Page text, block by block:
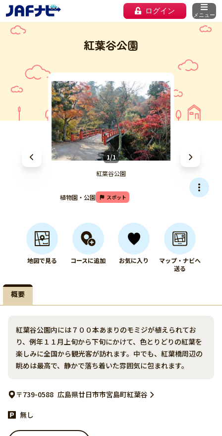
ログイン メニュー
紅葉谷公園
1/1
紅葉谷公園
植物園・公園 スポット
地図で見る コースに追加 お気に入り
マップ・ナビへ
送る
概要
紅葉谷公園内には７００本あまりのモミジが植えられてお
り、例年１１月上旬から下旬にかけて、色とりどりの紅葉を
楽しみに全国から観光客が訪れます。中でも、紅葉橋周辺の
眺めは最高で、静かで落ち着いた雰囲気に包まれます。
〒739-0588 広島県廿日市市宮島町紅葉谷
無し